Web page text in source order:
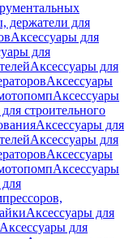
держатели для
Аксессуары для
для
Аксессуары для
Аксессуары
Аксессуары
строительного
Аксессуары для
Аксессуары для
Аксессуары
Аксессуары
Аксессуары для
Аксессуары для